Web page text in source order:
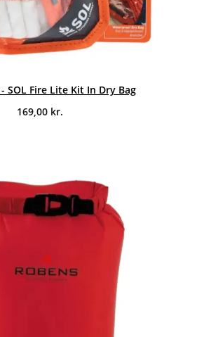
SOL Fire Lite Kit In Dry Bag
169,00 kr.